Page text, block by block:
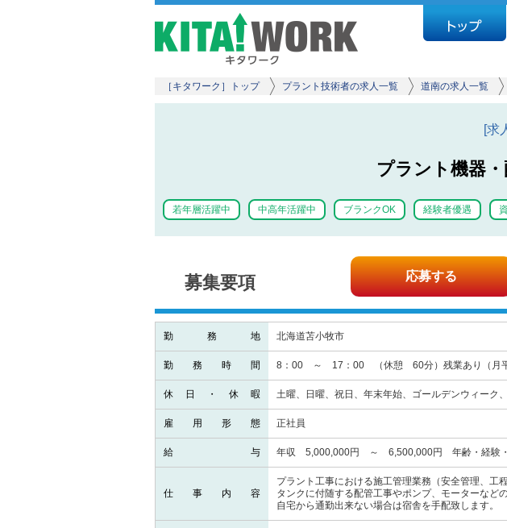
［キタワーク］トップ プラント技術者の求人一覧 道南の求人一覧
[求
プラント機器・
若年層活躍中 中高年活躍中 ブランクOK 経験者優遇
募集要項 応募する
勤務地 北海道苫小牧市
勤務時間 8：00 ～ 17：00 （休憩 60分）残業あり（月
休日・休暇 土曜、日曜、祝日、年末年始、ゴールデンウィーク
雇用形態 正社員
給与 年収 5,000,000円 ～ 6,500,000円 年齢・経験・
仕事内容
プラント工事における施工管理業務（安全管理、工
タンクに付随する配管工事やポンプ、モーターなど
自宅から通勤出来ない場合は宿舎を手配致します。